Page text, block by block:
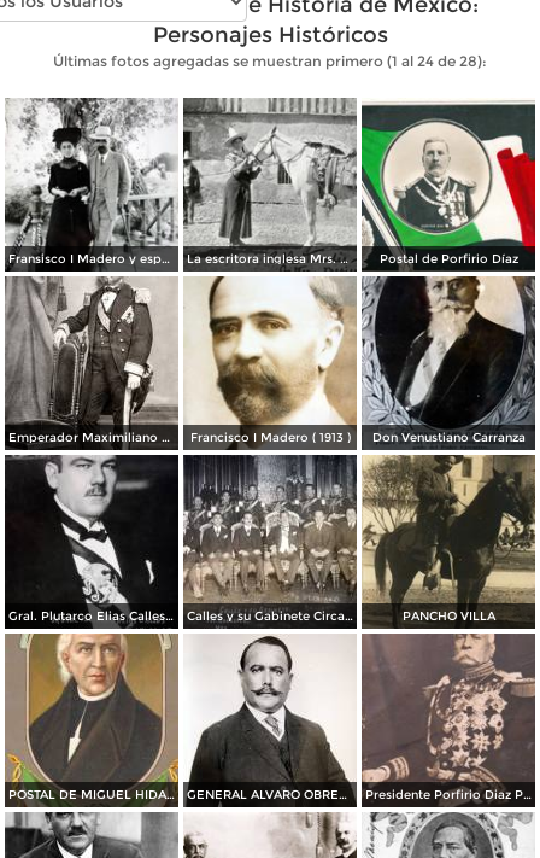
Personajes Históricos
Últimas fotos agregadas se muestran primero (1 al 24 de 28):
Fransisco I Madero y esposa Ciudad de México. La escritora inglesa Mrs. Alec Tweedie (1901) Postal de Porfirio Díaz
Emperador Maximiliano de Habsburgo Francisco I Madero ( 1913 ) Don Venustiano Carranza
Gral. Plutarco Elias Calles Circa 1927 Calles y su Gabinete Circa 1927 PANCHO VILLA
POSTAL DE MIGUEL HIDALGO GENERAL ALVARO OBREGON Presidente Porfirio Diaz Postal autografiada